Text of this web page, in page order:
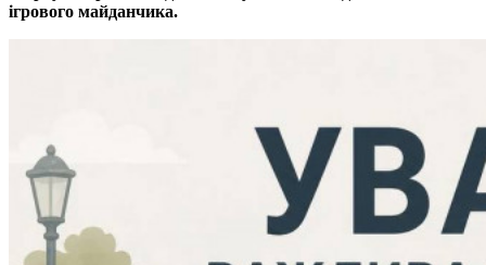
ігрового майданчика.